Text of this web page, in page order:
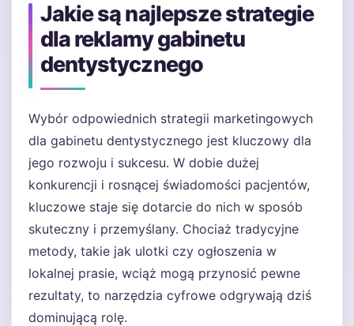
Jakie są najlepsze strategie
dla reklamy gabinetu
dentystycznego
Wybór odpowiednich strategii marketingowych
dla gabinetu dentystycznego jest kluczowy dla
jego rozwoju i sukcesu. W dobie dużej
konkurencji i rosnącej świadomości pacjentów,
kluczowe staje się dotarcie do nich w sposób
skuteczny i przemyślany. Chociaż tradycyjne
metody, takie jak ulotki czy ogłoszenia w
lokalnej prasie, wciąż mogą przynosić pewne
rezultaty, to narzędzia cyfrowe odgrywają dziś
dominującą rolę.